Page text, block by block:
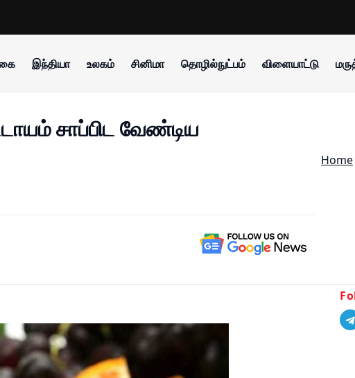
இந்தியா உலகம் சினிமா தொழில்நுட்பம் விளையாட்டு
சாப்பிட வேண்டிய
Home